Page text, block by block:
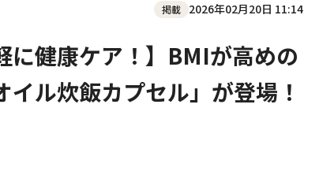
掲載 2026年02月20日 11:14
に健康ケア！】BMIが高めの
ル炊飯カプセル」が登場！